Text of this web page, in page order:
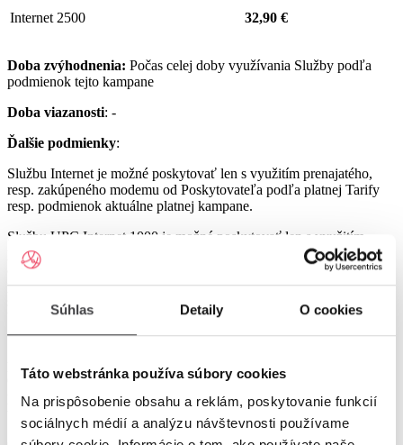
Súhlas Detaily O cookies
Táto webstránka používa súbory cookies
Na prispôsobenie obsahu a reklám, poskytovanie funkcií
sociálnych médií a analýzu návštevnosti používame
Internet 2500 32,90 €
Doba zvýhodnenia: Počas celej doby využívania Služby podľa
podmienok tejto kampane
Doba viazanosti: -
Ďalšie podmienky:
Službu Internet je možné poskytovať len s využitím prenajatého,
resp. zakúpeného modemu od Poskytovateľa podľa platnej Tarify
resp. podmienok aktuálne platnej kampane.
Službu UPC Internet 1000 je možné poskytovať len s využitím
prenajatého resp. zakúpeného modemu GIGA ConnectBox
alebo GIGA Connect Box 6 (podľa dostupnosti) od Poskytovateľa
podľa platnej Tarify resp. podmienok aktuálne platnej kampane (len
s odbornou inštaláciou), a to v lokalitách špecifikovaných v Tarife
UPC Internet.
poskytovať len s využitím prenajatého resp. zakúpeného modemu
GIGA Connect Box 6 od Poskytovateľa podľa platnej Tarify resp.
podmienok aktuálne platnej kampane (len s odbornou inštaláciou), a
to v lokalitách špecifikovaných v Tarife UPC Internet.